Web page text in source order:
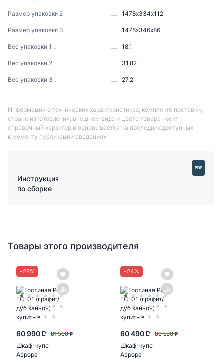
Размер упаковки 2 1478х334х112
Размер упаковки 3 1478х346х86
Вес упаковки 1 18.1
Вес упаковки 2 31.82
Вес упаковки 3 27.2
Информация о технических характеристиках, комплекте поставки,
стране изготовления, внешнем виде и цвете товара носит
справочный характер и основывается на последних доступных
к моменту публикации сведениях
Инструкция
по сборке
Товары этого производителя
-25%
60 990 P 81 566 P
Шкаф-купе
Аврора
-24%
60 490 P 80 536 P
Шкаф-купе
Аврора